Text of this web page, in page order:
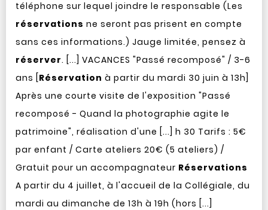
téléphone sur lequel joindre le responsable (Les
réservations ne seront pas prisent en compte
sans ces informations.) Jauge limitée, pensez à
réserver. [...] VACANCES "Passé recomposé" / 3-6
ans [ Réservation à partir du mardi 30 juin à 13h]
Après une courte visite de l'exposition "Passé
recomposé - Quand la photographie agite le
patrimoine", réalisation d'une [...] h 30 Tarifs : 5€
par enfant / Carte ateliers 20€ (5 ateliers) /
Gratuit pour un accompagnateur Réservations
A partir du 4 juillet, à l'accueil de la Collégiale, du
mardi au dimanche de 13h à 19h (hors [...]